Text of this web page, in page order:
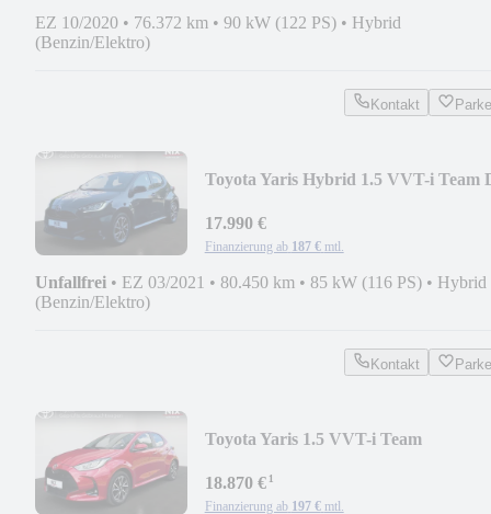
EZ 10/2020 • 76.372 km • 90 kW (122 PS) • Hybrid
(Benzin/Elektro)
Kontakt
Toyota Yaris Hybrid 1.5 VVT-i Team
17.990 €
Finanzierung ab 187 € mtl.
Unfallfrei • EZ 03/2021 • 80.450 km • 85 kW (116 PS) • Hybrid
(Benzin/Elektro)
Kontakt
Toyota Yaris 1.5 VVT-i Team
18.870 €¹
Finanzierung ab 197 € mtl.